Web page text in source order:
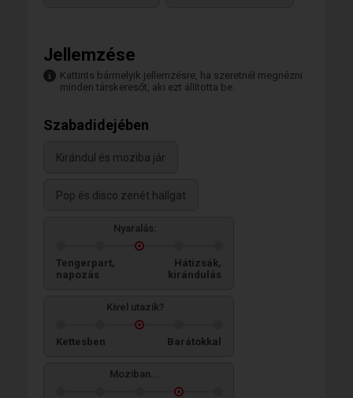
Jellemzése
Kattints bármelyik jellemzésre, ha szeretnél megnézni
minden társkeresőt, aki ezt állította be.
Szabadidejében
Kirándul és moziba jár
Pop és disco zenét hallgat
Nyaralás:
Tengerpart,
napozás
Hátizsák,
kirándulás
Kivel utazik?
Kettesben Barátokkal
Moziban...